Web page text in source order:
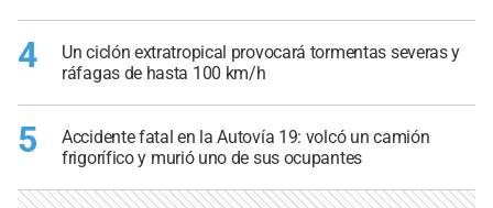
4
Un ciclón extratropical provocará tormentas severas y
ráfagas de hasta 100 km/h
5
Accidente fatal en la Autovía 19: volcó un camión
frigorífico y murió uno de sus ocupantes